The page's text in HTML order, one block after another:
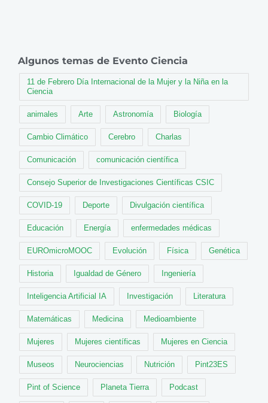
Algunos temas de Evento Ciencia
11 de Febrero Día Internacional de la Mujer y la Niña en la
Ciencia
animales Arte Astronomía Biología
Cambio Climático Cerebro Charlas
Comunicación comunicación científica
Consejo Superior de Investigaciones Científicas CSIC
COVID-19 Deporte Divulgación científica
Educación Energía enfermedades médicas
EUROmicroMOOC Evolución Física Genética
Historia Igualdad de Género Ingeniería
Inteligencia Artificial IA Investigación Literatura
Matemáticas Medicina Medioambiente
Mujeres Mujeres científicas Mujeres en Ciencia
Museos Neurociencias Nutrición Pint23ES
Pint of Science Planeta Tierra Podcast